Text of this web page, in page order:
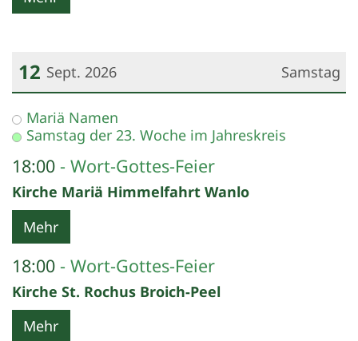
Samstag
12 Sept. 2026
Datum: 12. September 2026
Mariä Namen
Samstag der 23. Woche im Jahreskreis
18:00 Wort-Gottes-Feier
Kirche Mariä Himmelfahrt Wanlo
Mehr
18:00 Wort-Gottes-Feier
Kirche St. Rochus Broich-Peel
Mehr